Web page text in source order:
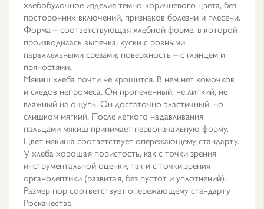
хлебобулочное изделие темно-коричневого цвета, без
посторонних включений, признаков болезни и плесени.
Форма – соответствующая хлебной форме, в которой
производилась выпечка, куски с ровными
параллельными срезами; поверхность – с глянцем и
пряностями.
Мякиш хлеба почти не крошится. В нем нет комочков
и следов непромеса. Он пропеченный, не липкий, не
влажный на ощупь. Он достаточно эластичный, но
слишком мягкий. После легкого надавливания
пальцами мякиш принимает первоначальную форму.
Цвет мякиша соответствует опережающему стандарту.
У хлеба хорошая пористость, как с точки зрения
инструментальной оценки, так и с точки зрения
органолептики (развитая, без пустот и уплотнений).
Размер пор соответствует опережающему стандарту
Роскачества.